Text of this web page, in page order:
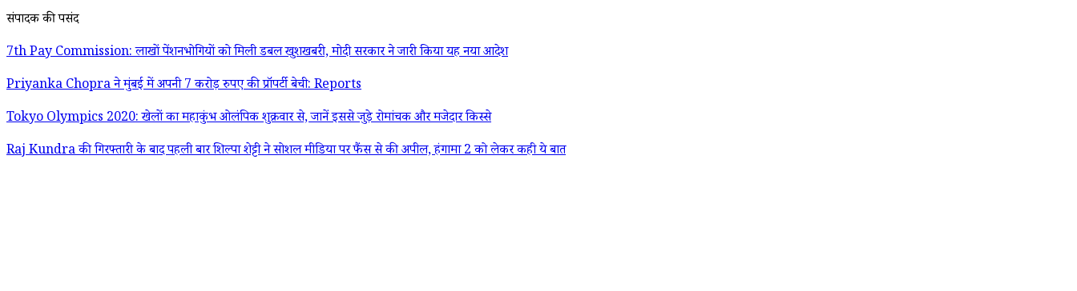
संपादक की पसंद
7th Pay Commission: लाखों पेंशनभोगियों को मिली डबल खुशखबरी, मोदी सरकार ने जारी किया यह नया आदेश
Priyanka Chopra ने मुंबई में अपनी 7 करोड़ रुपए की प्रॉपर्टी बेची: Reports
Tokyo Olympics 2020: खेलों का महाकुंभ ओलंपिक शुक्रवार से, जानें इससे जुड़े रोमांचक और मजेदार किस्से
Raj Kundra की गिरफ्तारी के बाद पहली बार शिल्पा शेट्टी ने सोशल मीडिया पर फैंस से की अपील, हंगामा 2 को लेकर कही ये बात